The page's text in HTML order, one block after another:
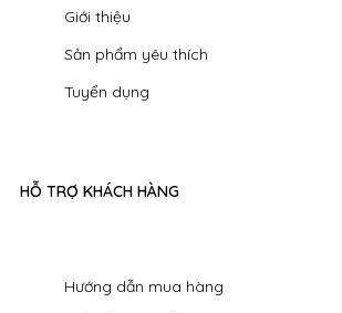
Giới thiệu
Sản phẩm yêu thích
Tuyển dụng
HỖ TRỢ KHÁCH HÀNG
Hướng dẫn mua hàng